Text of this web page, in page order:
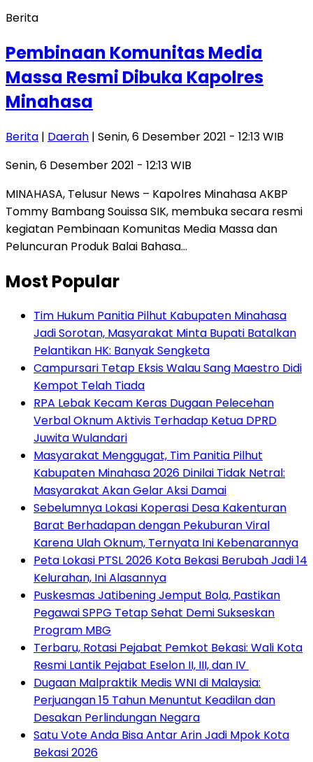
Berita
Pembinaan Komunitas Media
Massa Resmi Dibuka Kapolres
Minahasa
Berita | Daerah | Senin, 6 Desember 2021 - 12:13 WIB
Senin, 6 Desember 2021 - 12:13 WIB
MINAHASA, Telusur News – Kapolres Minahasa AKBP
Tommy Bambang Souissa SIK, membuka secara resmi
kegiatan Pembinaan Komunitas Media Massa dan
Peluncuran Produk Balai Bahasa…
Most Popular
Tim Hukum Panitia Pilhut Kabupaten Minahasa
Jadi Sorotan, Masyarakat Minta Bupati Batalkan
Pelantikan HK: Banyak Sengketa
Campursari Tetap Eksis Walau Sang Maestro Didi
Kempot Telah Tiada
RPA Lebak Kecam Keras Dugaan Pelecehan
Verbal Oknum Aktivis Terhadap Ketua DPRD
Juwita Wulandari
Masyarakat Menggugat, Tim Panitia Pilhut
Kabupaten Minahasa 2026 Dinilai Tidak Netral:
Masyarakat Akan Gelar Aksi Damai
Sebelumnya Lokasi Koperasi Desa Kakenturan
Barat Berhadapan dengan Pekuburan Viral
Karena Ulah Oknum, Ternyata Ini Kebenarannya
Peta Lokasi PTSL 2026 Kota Bekasi Berubah Jadi 14
Kelurahan, Ini Alasannya
Puskesmas Jatibening Jemput Bola, Pastikan
Pegawai SPPG Tetap Sehat Demi Sukseskan
Program MBG
‎Terbaru, Rotasi Pejabat Pemkot Bekasi: Wali Kota
Resmi Lantik Pejabat Eselon II, III, dan IV ‎
‎Dugaan Malpraktik Medis WNI di Malaysia:
Perjuangan 15 Tahun Menuntut Keadilan dan
Desakan Perlindungan Negara
Satu Vote Anda Bisa Antar Arin Jadi Mpok Kota
Bekasi 2026